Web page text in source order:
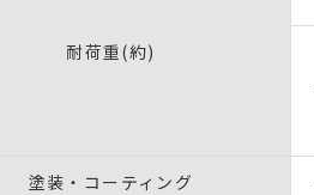
耐荷重(約)
塗装・コーティング